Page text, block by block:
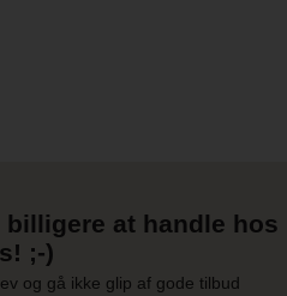
at handle hos
;-)
og gå ikke glip af gode tilbud